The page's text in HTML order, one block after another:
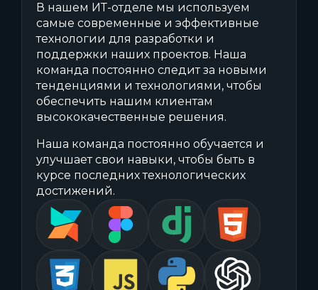
В нашем ИТ-отделе мы используем
самые современные и эффективные
технологии для разработки и
поддержки наших проектов. Наша
команда постоянно следит за новыми
тенденциями и технологиями, чтобы
обеспечить нашим клиентам
высококачественные решения.
Наша команда постоянно обучается и
улучшает свои навыки, чтобы быть в
курсе последних технологических
достижений.